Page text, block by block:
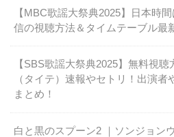
【MBC歌謡大祭典2025】日本時
信の視聴方法＆タイムテーブル最
【SBS歌謡大祭典2025】無料視
（タイテ）速報やセトリ！出演者
まとめ！
白と黒のスプーン2 ｜ソンジョン